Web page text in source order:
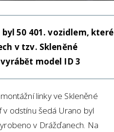
50 401. vozidlem, které
v tzv. Skleněné
model ID 3
linky ve Skleněné
odstínu šedá Urano byl
v Drážďanech. Na